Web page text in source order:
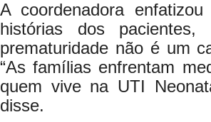
A coordenadora
histórias dos
prematuridade não é um
“As famílias enfrentam
quem vive na UTI
disse.